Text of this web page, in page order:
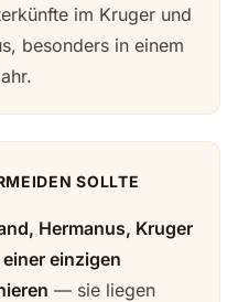
im Kruger und
besonders in einem
SOLLTE
Hermanus, Kruger
einzigen
— sie liegen